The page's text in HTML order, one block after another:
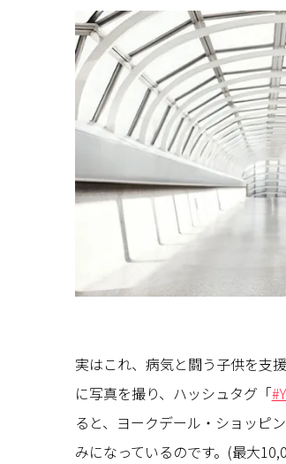
実はこれ、病気と闘う子供を支
に写真を撮り、ハッシュタグ「
ると、ヨークデール・ショッピ
みになっているのです。(最大